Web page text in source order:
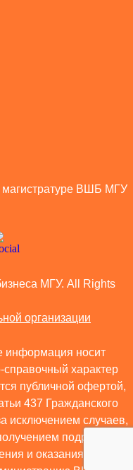
магистратуре ВШБ МГУ
МГУ. All Rights
организации
информация носит
характер
публичной офертой,
437 Гражданского
исключением случаев,
подробной
и оказания иных